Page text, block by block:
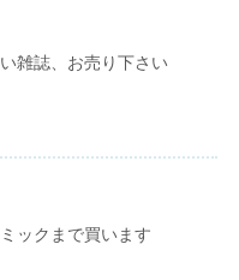
雑誌、お売り下さい
ックまで買います